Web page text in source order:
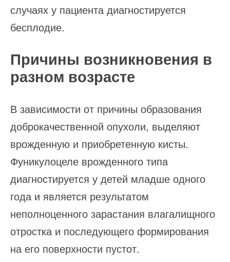
случаях у пациента диагностируется
бесплодие.
Причины возникновения в
разном возрасте
В зависимости от причины образования
доброкачественной опухоли, выделяют
врожденную и приобретенную кисты.
Фуникулоцеле врожденного типа
диагностируется у детей младше одного
года и является результатом
неполноценного зарастания влагалищного
отростка и последующего формирования
на его поверхности пустот.